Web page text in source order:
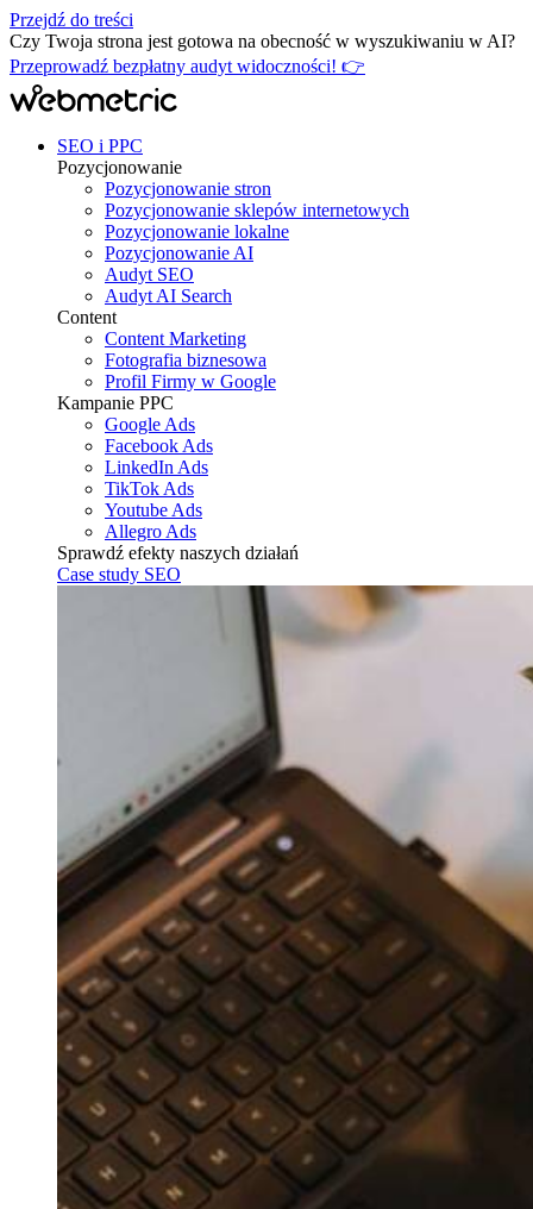
Przejdź do treści
Czy Twoja strona jest gotowa na obecność w wyszukiwaniu w AI?
Przeprowadź bezpłatny audyt widoczności! 👉
SEO i PPC
Pozycjonowanie
Pozycjonowanie stron
Pozycjonowanie sklepów internetowych
Pozycjonowanie lokalne
Pozycjonowanie AI
Audyt SEO
Audyt AI Search
Content
Content Marketing
Fotografia biznesowa
Profil Firmy w Google
Kampanie PPC
Google Ads
Facebook Ads
LinkedIn Ads
TikTok Ads
Youtube Ads
Allegro Ads
Sprawdź efekty naszych działań
Case study SEO